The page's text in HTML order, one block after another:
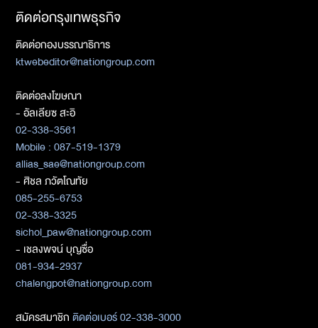
ติดต่อกรุงเทพธุรกิจ
ติดต่อกองบรรณาธิการ
ktwebeditor@nationgroup.com
ติดต่อลงโฆษณา
- อัลเลียซ สะอิ
02-338-3561
Mobile : 087-519-1379
allias_sae@nationgroup.com
- ศิชล ภวัตโณทัย
085-255-6753
02-338-3325
sichol_paw@nationgroup.com
- เชลงพจน์ บุญซื่อ
081-934-2937
chalengpot@nationgroup.com
สมัครสมาชิกติดต่อเบอร์ 02-338-3000